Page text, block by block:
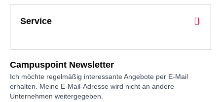
Service
Campuspoint Newsletter
Ich möchte regelmäßig interessante Angebote per E-Mail
erhalten. Meine E-Mail-Adresse wird nicht an andere
Unternehmen weitergegeben.